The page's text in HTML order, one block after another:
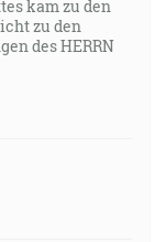
kam zu den
zu den
des HERRN